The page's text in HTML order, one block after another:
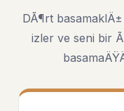
DÃ¶rt
izler ve seni bir